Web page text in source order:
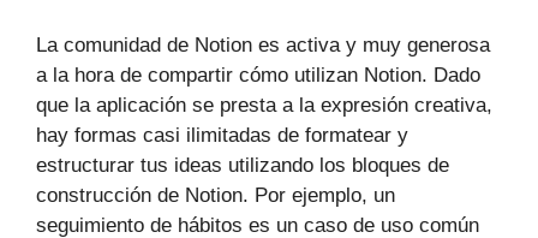
La comunidad de Notion es activa y muy generosa
a la hora de compartir cómo utilizan Notion. Dado
que la aplicación se presta a la expresión creativa,
hay formas casi ilimitadas de formatear y
estructurar tus ideas utilizando los bloques de
construcción de Notion. Por ejemplo, un
seguimiento de hábitos es un caso de uso común